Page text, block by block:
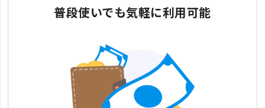
普段使いでも気軽に利用可能